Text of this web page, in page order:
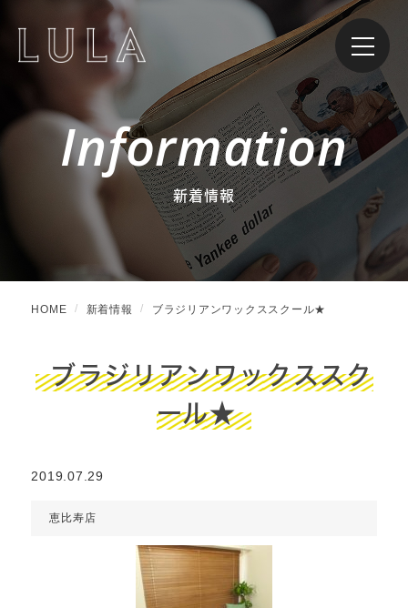
Information
新着情報
HOME 新着情報 ブラジリアンワックススクール★
ブラジリアンワックススク
ール★
2019.07.29
恵比寿店